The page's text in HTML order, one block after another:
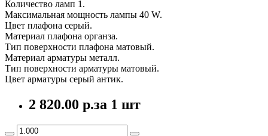
Количество ламп 1.
Максимальная мощность лампы 40 W.
Цвет плафона серый.
Материал плафона органза.
Тип поверхности плафона матовый.
Материал арматуры металл.
Тип поверхности арматуры матовый.
Цвет арматуры серый антик.
2 820.00 р.за 1 шт